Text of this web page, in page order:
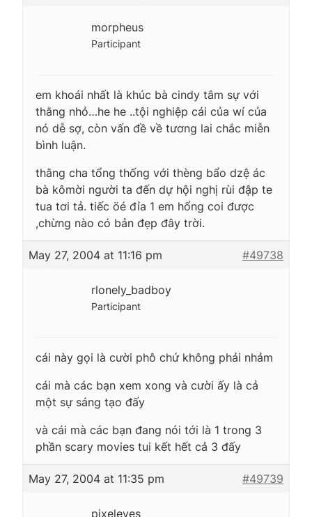
morpheus
Participant
em khoái nhất là khúc bà cindy tâm sự với
thằng nhỏ…he he ..tội nghiệp cái của wí của
nó dễ sợ, còn vấn đề về tương lai chắc miễn
bình luận.
thằng cha tổng thống với thèng bẩo dzệ ác
bà kômời người ta đến dự hội nghị rùi đập te
tua tơi tả. tiếc öé đỉa 1 em hổng coi được
,chừng nào có bản đẹp đây trời.
May 27, 2004 at 11:16 pm #49738
rlonely_badboy
Participant
cái này gọi là cười phô chứ không phải nhảm
cái mà các bạn xem xong và cười ấy là cả
một sự sáng tạo đấy
và cái mà các bạn đang nói tới là 1 trong 3
phần scary movies tui kết hết cả 3 đấy
May 27, 2004 at 11:35 pm #49739
pixeleyes